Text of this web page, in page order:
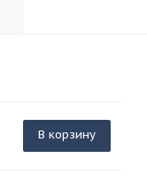
В корзину